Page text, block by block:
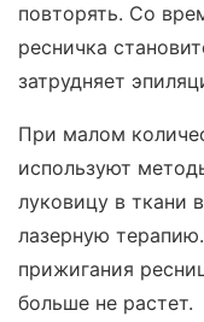
повторять. Со
ресничка
затрудняет
При малом
используют
луковицу в ткани
лазерную
прижигания
больше не растет.